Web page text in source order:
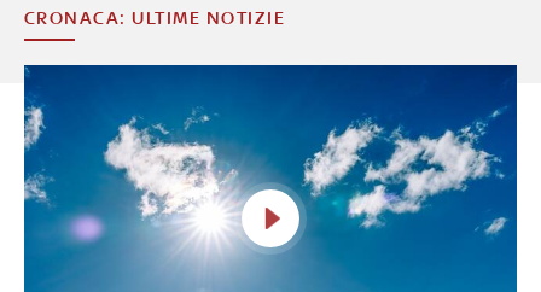
CRONACA: ULTIME NOTIZIE